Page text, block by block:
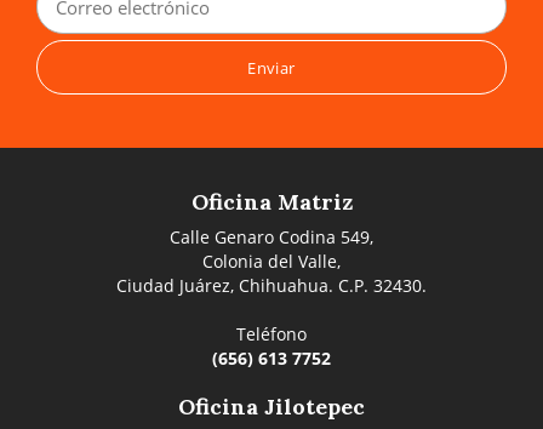
Oficina Matriz
Calle Genaro Codina 549,
Colonia del Valle,
Ciudad Juárez, Chihuahua. C.P. 32430.
Teléfono
(656) 613 7752
Oficina Jilotepec